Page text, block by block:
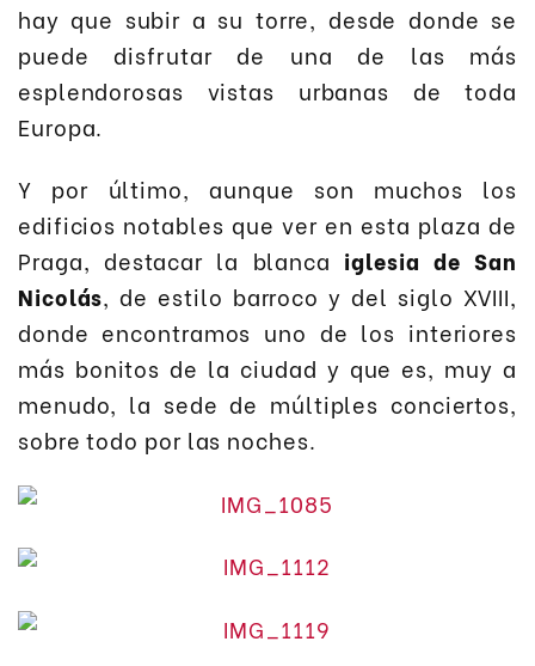
hay que subir a su torre, desde donde se
puede disfrutar de una de las más
esplendorosas vistas urbanas de toda
Europa.
Y por último, aunque son muchos los
edificios notables que ver en esta plaza de
Praga, destacar la blanca iglesia de San
Nicolás, de estilo barroco y del siglo XVIII,
donde encontramos uno de los interiores
más bonitos de la ciudad y que es, muy a
menudo, la sede de múltiples conciertos,
sobre todo por las noches.